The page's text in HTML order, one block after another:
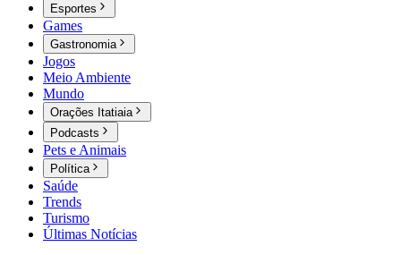
Esportes
Games
Gastronomia
Jogos
Meio Ambiente
Mundo
Orações Itatiaia
Podcasts
Pets e Animais
Política
Saúde
Trends
Turismo
Últimas Notícias